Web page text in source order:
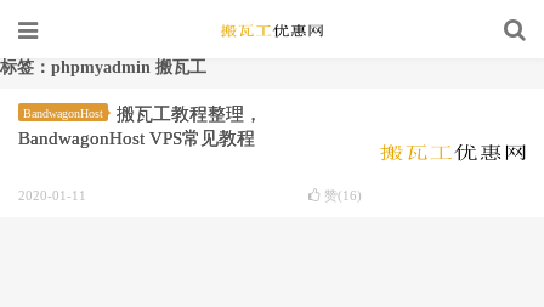
标签：phpmyadmin 搬瓦工
BandwagonHost
搬瓦工教程整理，
BandwagonHost VPS常见教程
2020-01-11 赞(16)